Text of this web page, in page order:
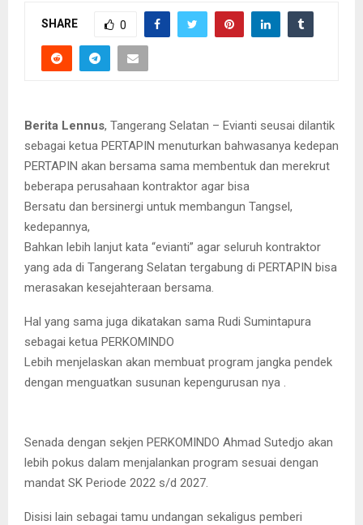
SHARE 0
Berita Lennus, Tangerang Selatan – Evianti seusai dilantik
sebagai ketua PERTAPIN menuturkan bahwasanya kedepan
PERTAPIN akan bersama sama membentuk dan merekrut
beberapa perusahaan kontraktor agar bisa
Bersatu dan bersinergi untuk membangun Tangsel,
kedepannya,
Bahkan lebih lanjut kata “evianti” agar seluruh kontraktor
yang ada di Tangerang Selatan tergabung di PERTAPIN bisa
merasakan kesejahteraan bersama.
Hal yang sama juga dikatakan sama Rudi Sumintapura
sebagai ketua PERKOMINDO
Lebih menjelaskan akan membuat program jangka pendek
dengan menguatkan susunan kepengurusan nya .
Senada dengan sekjen PERKOMINDO Ahmad Sutedjo akan
lebih pokus dalam menjalankan program sesuai dengan
mandat SK Periode 2022 s/d 2027.
Disisi lain sebagai tamu undangan sekaligus pemberi